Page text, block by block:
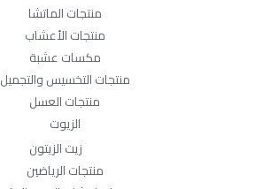
منتجات الماتشا
منتجات الأعشاب
مكسات عشبة
منتجات التخسيس والتجميل
منتجات العسل
الزيوت
زيت الزيتون
منتجات الرياضين